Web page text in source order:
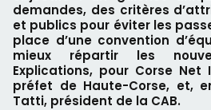
demandes, des critères
et publics pour éviter les
place d’une convention
mieux répartir les
Explications, pour Corse Net
préfet de Haute-Corse, et,
Tatti, président de la CAB.